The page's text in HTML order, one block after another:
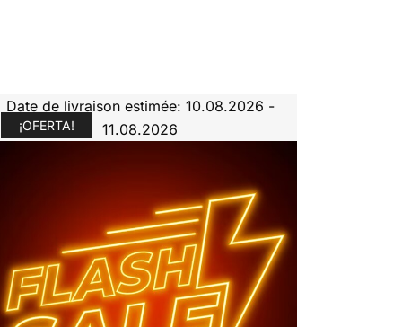
Date de livraison estimée: 10.08.2026 -
11.08.2026
¡OFERTA!